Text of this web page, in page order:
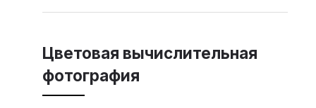
Цветовая вычислительная
фотография